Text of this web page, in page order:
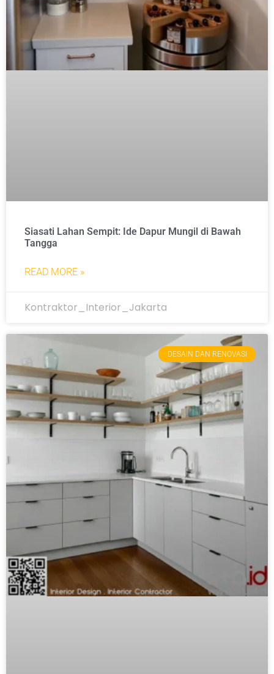
Siasati Lahan Sempit: Ide Dapur Mungil di Bawah
Tangga
READ MORE »
Kontraktor_Interior_Jakarta
DESAIN DAN RENOVASI